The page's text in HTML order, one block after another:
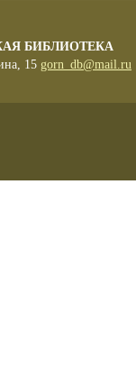
БИБЛИОТЕКА
15 gorn_db@mail.ru